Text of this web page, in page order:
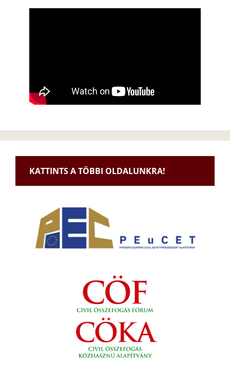
KATTINTS A TÖBBI OLDALUNKRA!